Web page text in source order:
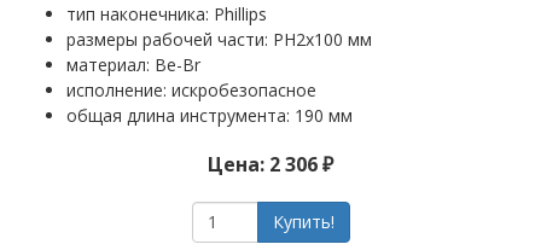
тип наконечника: Phillips
размеры рабочей части: PH2x100 мм
материал: Be-Br
исполнение: искробезопасное
общая длина инструмента: 190 мм
Цена: 2 306 ₽
Купить!